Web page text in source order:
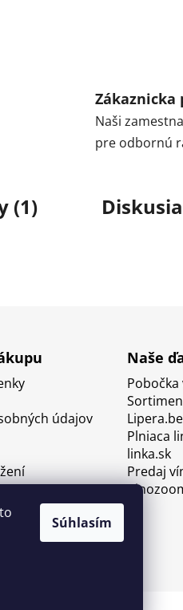
Súhlasím
Zákaznicka
Naši
pre odbornú
(1) Diskusia
údajov
Naše
Pobočka
Plniaca
linka.sk
Predaj